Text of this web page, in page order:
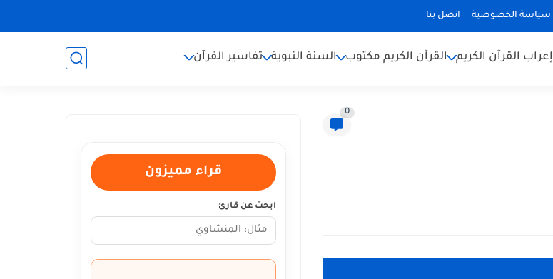
سياسة الخصوصية اتصل بنا
إعراب القرآن الكريم القرآن الكريم مكتوب السنة النبوية تفاسير القرآن
0
قراء مميزون
ابحث عن قارئ